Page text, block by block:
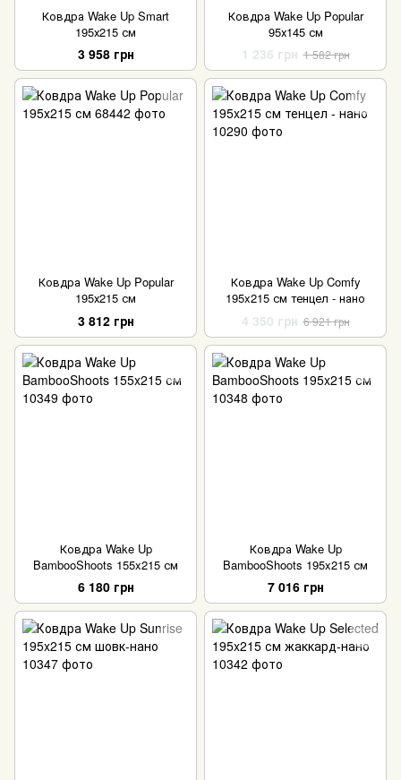
Ковдра Wake Up Smart
195х215 см
3 958 грн
Ковдра Wake Up Popular
95х145 см
1 236 грн 1 582 грн
Ковдра Wake Up Popular
195х215 см
3 812 грн
Ковдра Wake Up Comfy
195x215 см тенцел - нано
4 350 грн 6 921 грн
Ковдра Wake Up
BambooShoots 155x215 см
6 180 грн
Ковдра Wake Up
BambooShoots 195x215 см
7 016 грн